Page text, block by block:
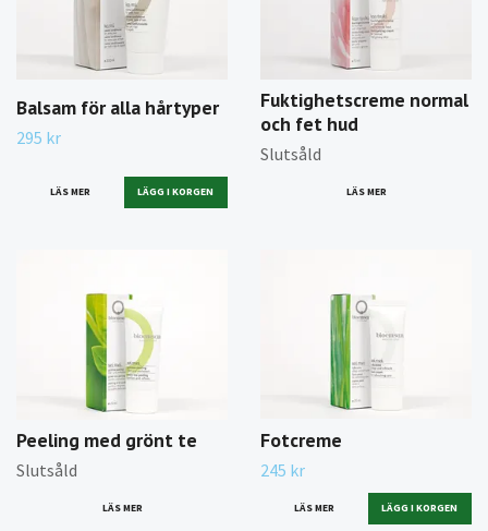
Balsam för alla hårtyper
295 kr
LÄS MER
Fuktighetscreme normal
och fet hud
Slutsåld
LÄS MER
Peeling med grönt te
Slutsåld
LÄS MER
Fotcreme
245 kr
LÄS MER